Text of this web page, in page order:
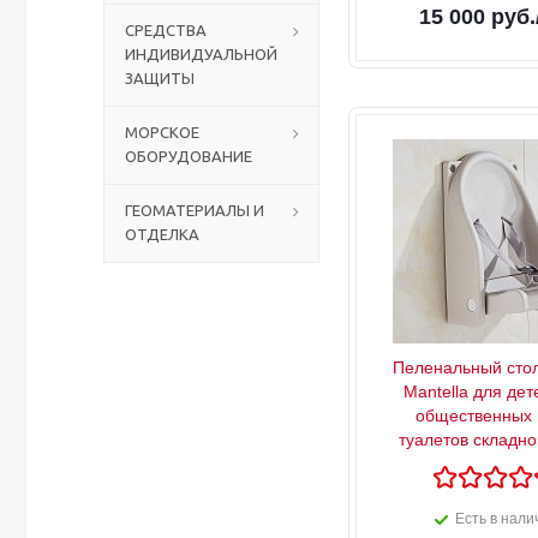
СРЕДСТВА
ИНДИВИДУАЛЬНОЙ
ЗАЩИТЫ
МОРСКОЕ
ОБОРУДОВАНИЕ
ГЕОМАТЕРИАЛЫ И
ОТДЕЛКА
15 000 руб.
Пеленальный
Mantella для
общественных
туалетов
Есть в
Столы с лавками
Биометрические терминалы
Аккумуляторы аккумуляторные батареи для ИБП